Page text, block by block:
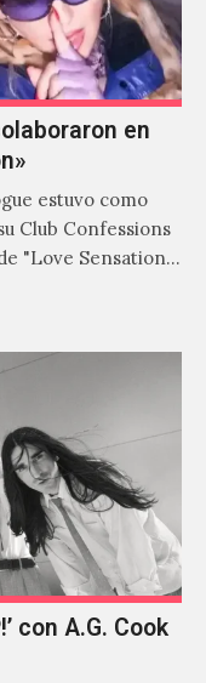
en
estuvo como
Club Confessions
"Love Sensation",
con A.G. Cook